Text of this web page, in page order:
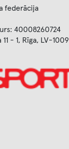
federācija
40008260724
- 1, Rīga, LV-1009